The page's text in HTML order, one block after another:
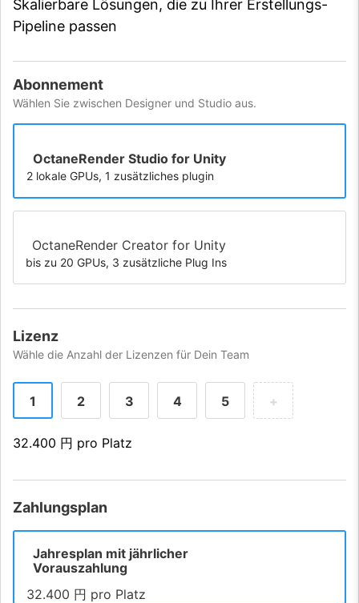
Skalierbare Lösungen, die zu Ihrer Erstellungs-
Pipeline passen
Abonnement
Wählen Sie zwischen Designer und Studio aus.
OctaneRender Studio for Unity
2 lokale GPUs, 1 zusätzliches plugin
OctaneRender Creator for Unity
bis zu 20 GPUs, 3 zusätzliche Plug Ins
Lizenz
Wähle die Anzahl der Lizenzen für Dein Team
1 2 3 4 5 +
32.400 円 pro Platz
Zahlungsplan
Jahresplan mit jährlicher
Vorauszahlung
32.400 円 pro Platz